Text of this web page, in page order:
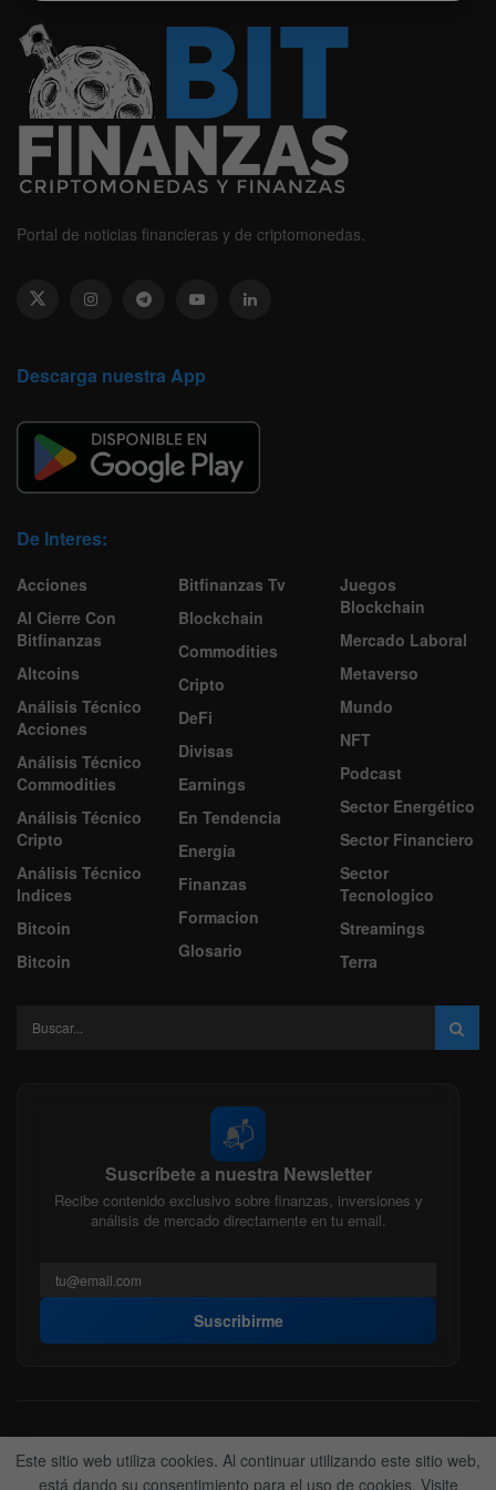
Portal de noticias financieras y de criptomonedas.
Descarga nuestra App
De Interes:
Acciones
Al Cierre Con
Bitfinanzas
Altcoins
Análisis Técnico
Acciones
Análisis Técnico
Commodities
Análisis Técnico
Cripto
Análisis Técnico
Indices
Bitcoin
Bitcoin
Bitfinanzas Tv
Blockchain
Commodities
Cripto
DeFi
Divisas
Earnings
En Tendencia
Energía
Finanzas
Formacion
Glosario
Juegos
Blockchain
Mercado Laboral
Metaverso
Mundo
NFT
Podcast
Sector Energético
Sector Financiero
Sector
Tecnologico
Streamings
Terra
📬
Suscríbete a nuestra Newsletter
Recibe contenido exclusivo sobre finanzas, inversiones y
análisis de mercado directamente en tu email.
Suscribirme
Acerca de nosotros Politica Editorial
Nuestro Equipo
Contactanos
Anunciate
Este sitio web utiliza cookies. Al continuar utilizando este sitio web,
está dando su consentimiento para el uso de cookies. Visite